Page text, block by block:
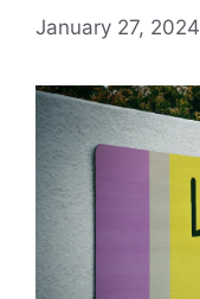
January 27, 2024